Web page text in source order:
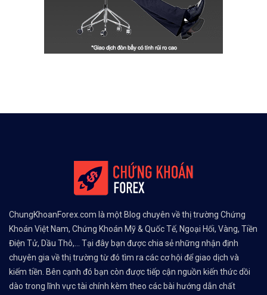
ChungKhoanForex.com là một Blog chuyên về thị trường Chứng
Khoán Việt Nam, Chứng Khoán Mỹ & Quốc Tế, Ngoại Hối, Vàng, Tiền
Điện Tử, Dầu Thô,... Tại đây bạn được chia sẻ những nhận định
chuyên gia về thị trường từ đó tìm ra các cơ hội để giao dịch và
kiếm tiền. Bên cạnh đó bạn còn được tiếp cận nguồn kiến thức dồi
dào trong lĩnh vực tài chính kèm theo các bài hướng dẫn chất